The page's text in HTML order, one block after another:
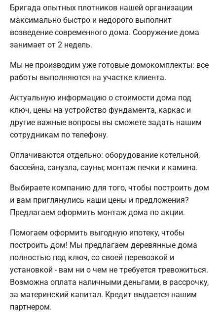
Бригада опытных плотников нашей организации
максимально быстро и недорого выполнит
возведение современного дома. Сооружение дома
занимает от 2 недель.
Мы не производим уже готовые домокомплекты: все
работы выполняются на участке клиента.
Актуальную информацию о стоимости дома под
ключ, цены на устройство фундамента, каркас и
другие важные вопросы вы сможете задать нашим
сотрудникам по телефону.
Оплачиваются отдельно: оборудование котельной,
бассейна, санузла, сауны; монтаж печки и камина.
Выбираете компанию для того, чтобы построить дом
и вам приглянулись наши цены и предложения?
Предлагаем оформить монтаж дома по акции.
Помогаем оформить выгодную ипотеку, чтобы
построить дом! Мы предлагаем деревянные дома
полностью под ключ, со своей перевозкой и
установкой - вам ни о чем не требуется тревожиться.
Возможна оплата наличными деньгами, в рассрочку,
за материнский капитал. Кредит выдается нашим
партнером.